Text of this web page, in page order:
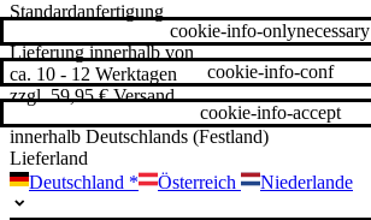
Standardanfertigung
Lieferung innerhalb von
ca. 10 - 12 Werktagen
zzgl. 59,95 € Versand
innerhalb Deutschlands (Festland)
Lieferland
Deutschland * Österreich Niederlande
cookie-info-accept
cookie-info-conf
cookie-info-onlynecessary